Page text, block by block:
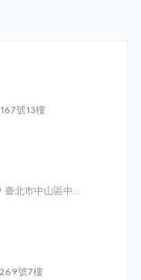
號13樓
臺北市中山區中山
號7樓